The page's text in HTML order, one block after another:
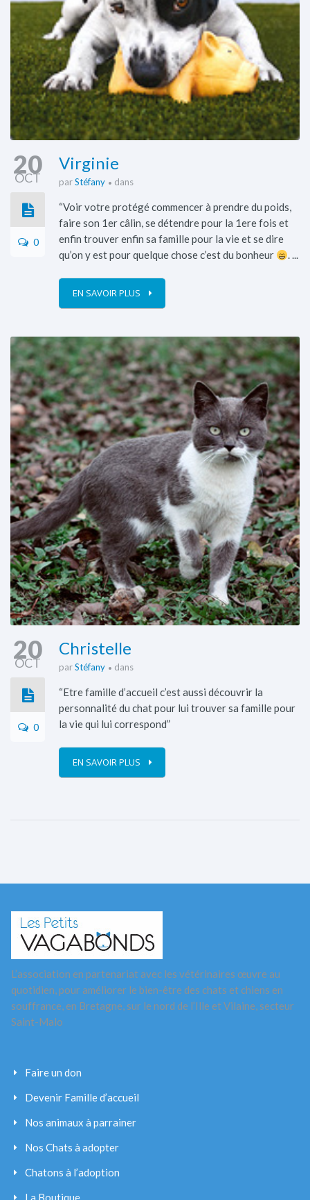
20
OCT
0
Virginie
parStéfany dans
“Voir votre protégé commencer à prendre du poids,
faire son 1er câlin, se détendre pour la 1ere fois et
enfin trouver enfin sa famille pour la vie et se dire
qu’on y est pour quelque chose c’est du bonheur
. ...
EN SAVOIR PLUS
20
OCT
0
Christelle
parStéfany dans
“Etre famille d’accueil c’est aussi découvrir la
personnalité du chat pour lui trouver sa famille pour
la vie qui lui correspond”
EN SAVOIR PLUS
L’association en partenariat avec les vétérinaires œuvre au
quotidien, pour améliorer le bien-être des chats et chiens en
souffrance, en Bretagne, sur le nord de l’Ille et Vilaine, secteur
Saint-Malo
Faire un don
Devenir Famille d’accueil
Nos animaux à parrainer
Nos Chats à adopter
Chatons à l’adoption